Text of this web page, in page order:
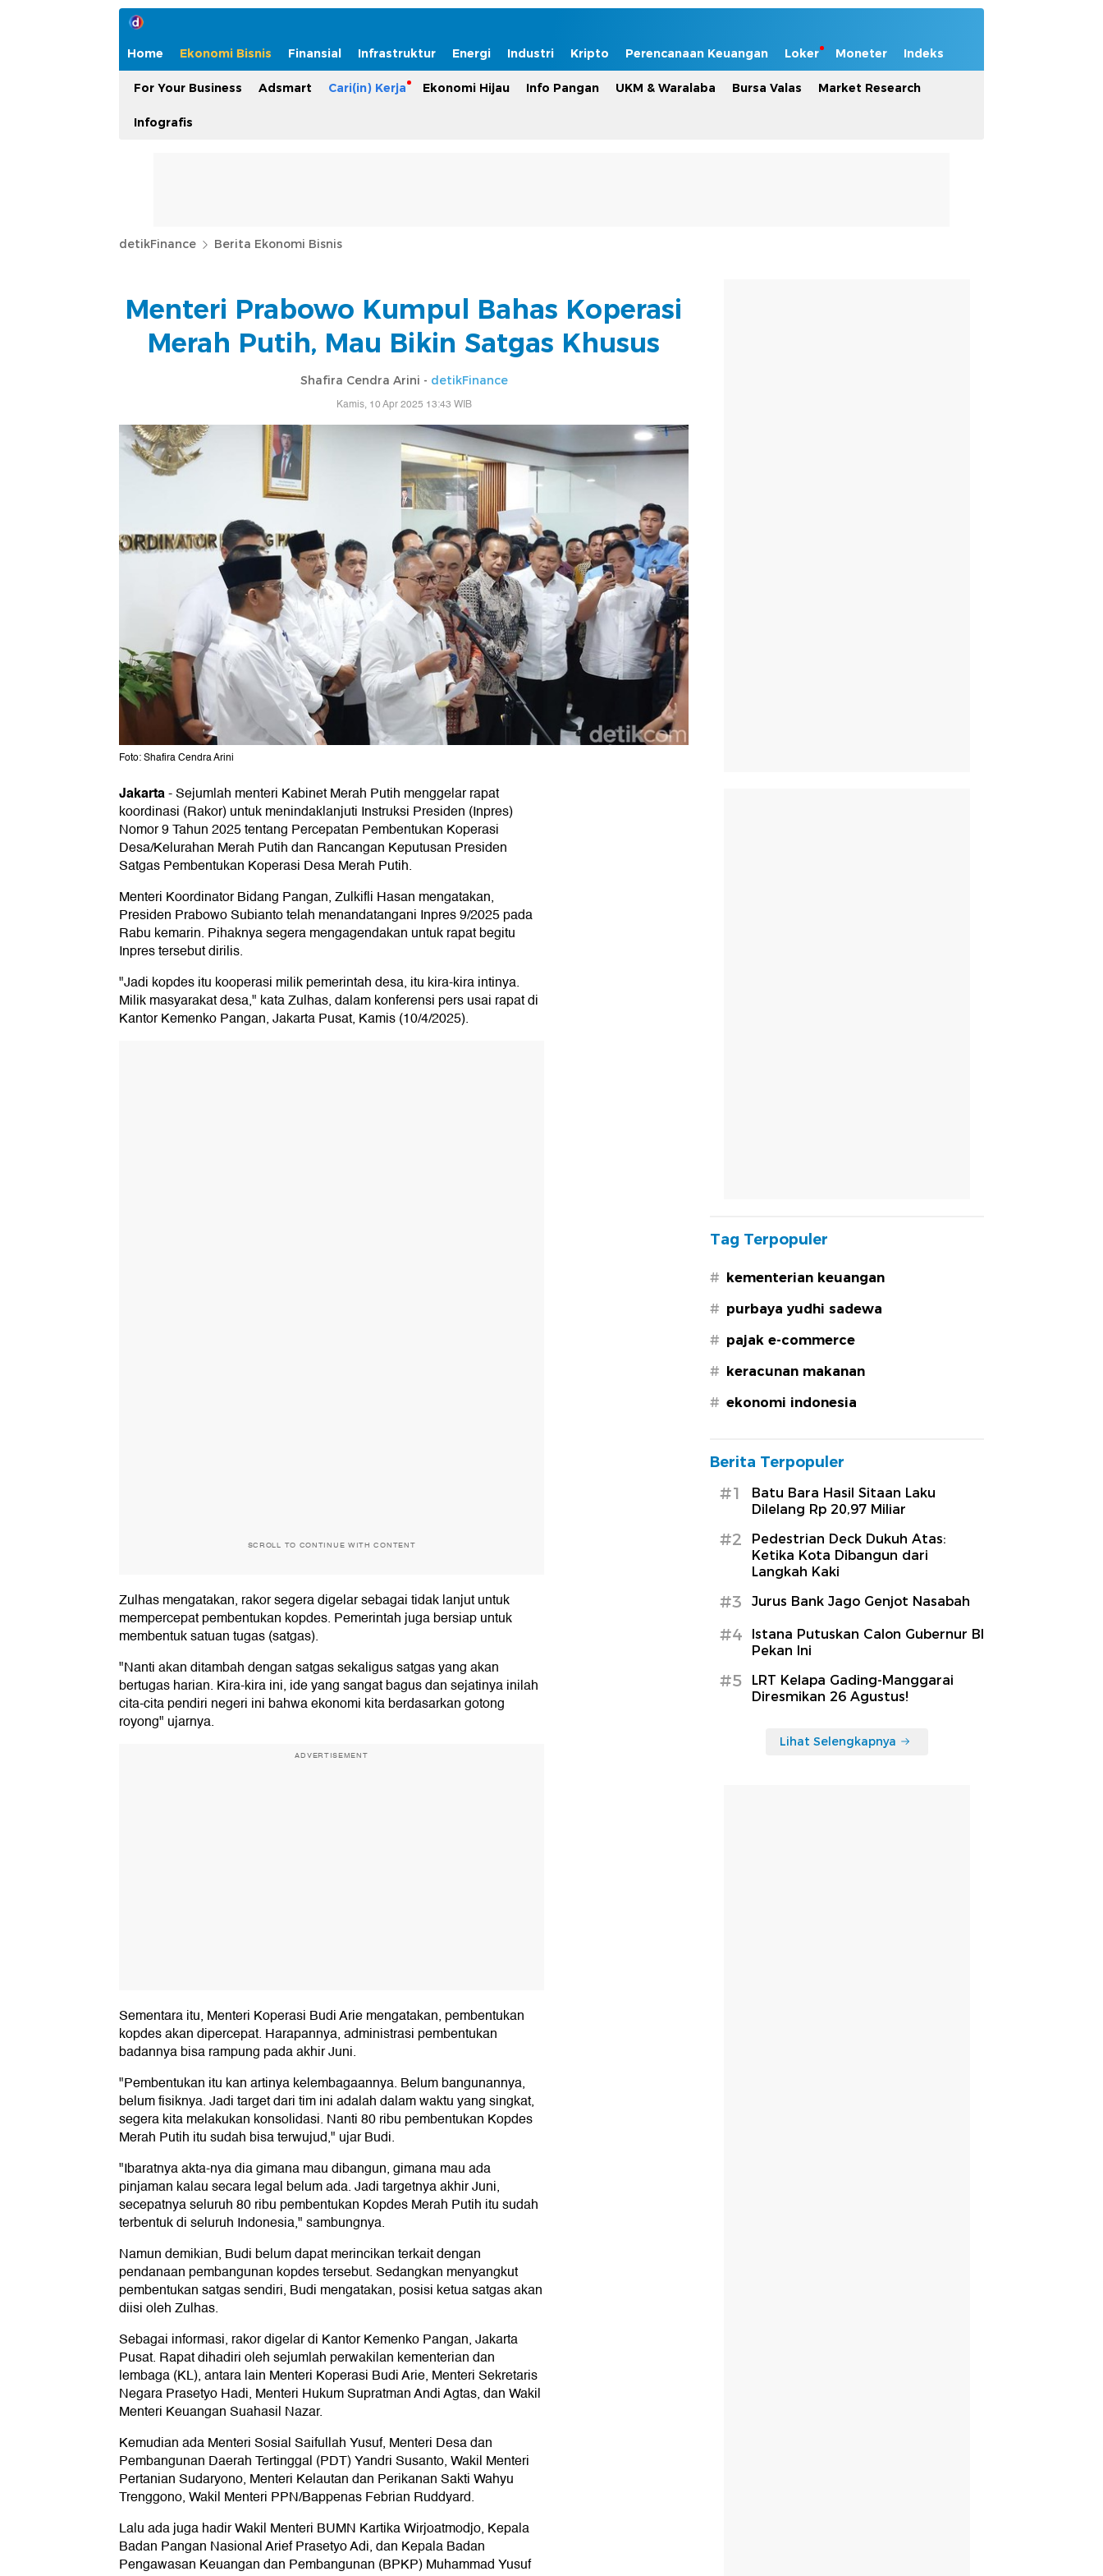
Home Ekonomi Bisnis Finansial Infrastruktur Energi Industri Kripto Perencanaan Keuangan Loker Moneter Indeks
For Your Business Adsmart Cari(in) Kerja Ekonomi Hijau Info Pangan UKM & Waralaba Bursa Valas Market Research
Infografis
detikFinance Berita Ekonomi Bisnis
Menteri Prabowo Kumpul Bahas Koperasi
Merah Putih, Mau Bikin Satgas Khusus
Shafira Cendra Arini - detikFinance
Kamis, 10 Apr 2025 13:43 WIB
Foto: Shafira Cendra Arini
Jakarta-Sejumlah menteri Kabinet Merah Putih menggelar rapat
koordinasi (Rakor) untuk menindaklanjuti Instruksi Presiden (Inpres)
Nomor 9 Tahun 2025 tentang Percepatan Pembentukan Koperasi
Desa/Kelurahan Merah Putih dan Rancangan Keputusan Presiden
Satgas Pembentukan Koperasi Desa Merah Putih.
Menteri Koordinator Bidang Pangan, Zulkifli Hasan mengatakan,
Presiden Prabowo Subianto telah menandatangani Inpres 9/2025 pada
Rabu kemarin. Pihaknya segera mengagendakan untuk rapat begitu
Inpres tersebut dirilis.
"Jadi kopdes itu kooperasi milik pemerintah desa, itu kira-kira intinya.
Milik masyarakat desa," kata Zulhas, dalam konferensi pers usai rapat di
Kantor Kemenko Pangan, Jakarta Pusat, Kamis (10/4/2025).
SCROLL TO CONTINUE WITH CONTENT
Zulhas mengatakan, rakor segera digelar sebagai tidak lanjut untuk
mempercepat pembentukan kopdes. Pemerintah juga bersiap untuk
membentuk satuan tugas (satgas).
"Nanti akan ditambah dengan satgas sekaligus satgas yang akan
bertugas harian. Kira-kira ini, ide yang sangat bagus dan sejatinya inilah
cita-cita pendiri negeri ini bahwa ekonomi kita berdasarkan gotong
royong" ujarnya.
ADVERTISEMENT
Sementara itu, Menteri Koperasi Budi Arie mengatakan, pembentukan
kopdes akan dipercepat. Harapannya, administrasi pembentukan
badannya bisa rampung pada akhir Juni.
"Pembentukan itu kan artinya kelembagaannya. Belum bangunannya,
belum fisiknya. Jadi target dari tim ini adalah dalam waktu yang singkat,
segera kita melakukan konsolidasi. Nanti 80 ribu pembentukan Kopdes
Merah Putih itu sudah bisa terwujud," ujar Budi.
"Ibaratnya akta-nya dia gimana mau dibangun, gimana mau ada
pinjaman kalau secara legal belum ada. Jadi targetnya akhir Juni,
secepatnya seluruh 80 ribu pembentukan Kopdes Merah Putih itu sudah
terbentuk di seluruh Indonesia," sambungnya.
Namun demikian, Budi belum dapat merincikan terkait dengan
pendanaan pembangunan kopdes tersebut. Sedangkan menyangkut
pembentukan satgas sendiri, Budi mengatakan, posisi ketua satgas akan
diisi oleh Zulhas.
Sebagai informasi, rakor digelar di Kantor Kemenko Pangan, Jakarta
Pusat. Rapat dihadiri oleh sejumlah perwakilan kementerian dan
lembaga (KL), antara lain Menteri Koperasi Budi Arie, Menteri Sekretaris
Negara Prasetyo Hadi, Menteri Hukum Supratman Andi Agtas, dan Wakil
Menteri Keuangan Suahasil Nazar.
Kemudian ada Menteri Sosial Saifullah Yusuf, Menteri Desa dan
Pembangunan Daerah Tertinggal (PDT) Yandri Susanto, Wakil Menteri
Pertanian Sudaryono, Menteri Kelautan dan Perikanan Sakti Wahyu
Trenggono, Wakil Menteri PPN/Bappenas Febrian Ruddyard.
Lalu ada juga hadir Wakil Menteri BUMN Kartika Wirjoatmodjo, Kepala
Badan Pangan Nasional Arief Prasetyo Adi, dan Kepala Badan
Pengawasan Keuangan dan Pembangunan (BPKP) Muhammad Yusuf
Tag Terpopuler
# kementerian keuangan
# purbaya yudhi sadewa
# pajak e-commerce
# keracunan makanan
# ekonomi indonesia
Berita Terpopuler
#1
Batu Bara Hasil Sitaan Laku
Dilelang Rp 20,97 Miliar
#2
Pedestrian Deck Dukuh Atas:
Ketika Kota Dibangun dari
Langkah Kaki
#3 Jurus Bank Jago Genjot Nasabah
#4
Istana Putuskan Calon Gubernur BI
Pekan Ini
#5
LRT Kelapa Gading-Manggarai
Diresmikan 26 Agustus!
Lihat Selengkapnya